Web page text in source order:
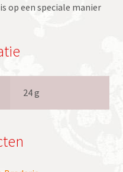
op een speciale manier
24 g